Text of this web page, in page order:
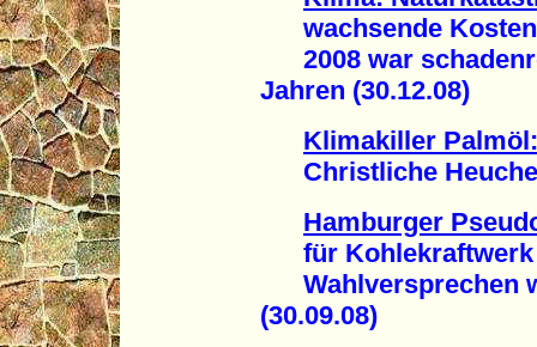
wachsende Kosten
2008 war
Jahren (30.12.08)
Klimakiller Palmöl:
Christliche
Hamburger
für Kohlekraftwerk
Wahlversprechen
(30.09.08)